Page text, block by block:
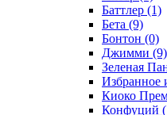
Баттлер (1)
Бета (9)
Бонтон (0)
Джимми (9)
Зеленая
Избранное
Киоко
Конфуций